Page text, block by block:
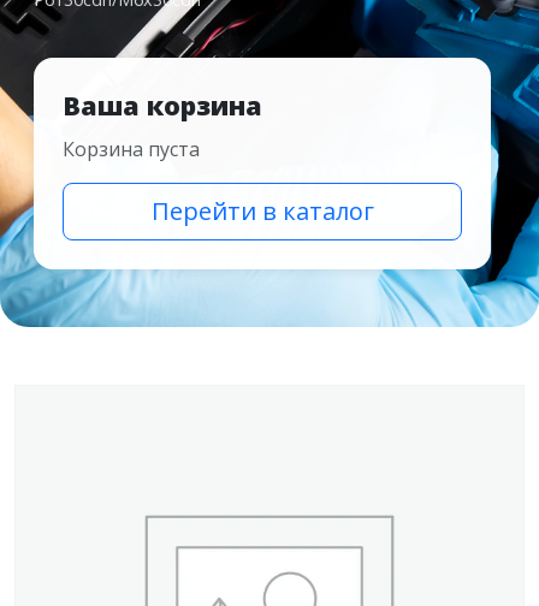
Ваша корзина
Корзина пуста
Перейти в каталог